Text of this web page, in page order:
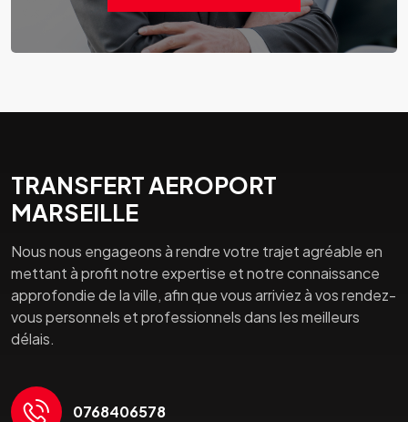
TRANSFERT AEROPORT
MARSEILLE
Nous nous engageons à rendre votre trajet agréable en
mettant à profit notre expertise et notre connaissance
approfondie de la ville, afin que vous arriviez à vos rendez-
vous personnels et professionnels dans les meilleurs
délais.
0768406578